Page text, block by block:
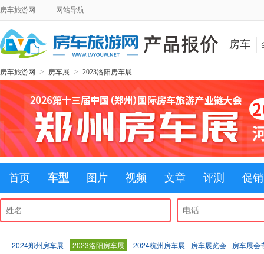
房车旅游网 网站导航
房车
房车旅游网 > 房车展 > 2023洛阳房车展
首页 车型 图片 视频 文章 评测 促销
2024郑州房车展 2023洛阳房车展 2024杭州房车展 房车展览会 房车展会